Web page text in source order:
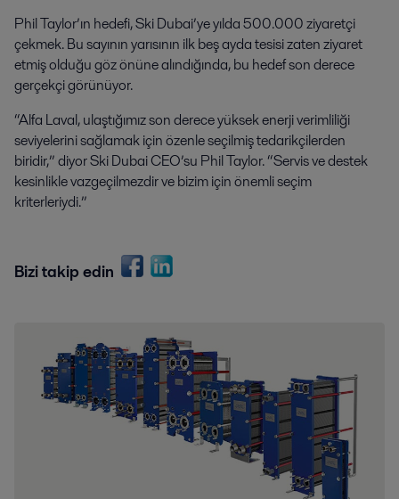
Phil Taylor’ın hedefi, Ski Dubai’ye yılda 500.000 ziyaretçi
çekmek. Bu sayının yarısının ilk beş ayda tesisi zaten ziyaret
etmiş olduğu göz önüne alındığında, bu hedef son derece
gerçekçi görünüyor.
“Alfa Laval, ulaştığımız son derece yüksek enerji verimliliği
seviyelerini sağlamak için özenle seçilmiş tedarikçilerden
biridir,” diyor Ski Dubai CEO’su Phil Taylor. “Servis ve destek
kesinlikle vazgeçilmezdir ve bizim için önemli seçim
kriterleriydi.”
Bizi takip edin